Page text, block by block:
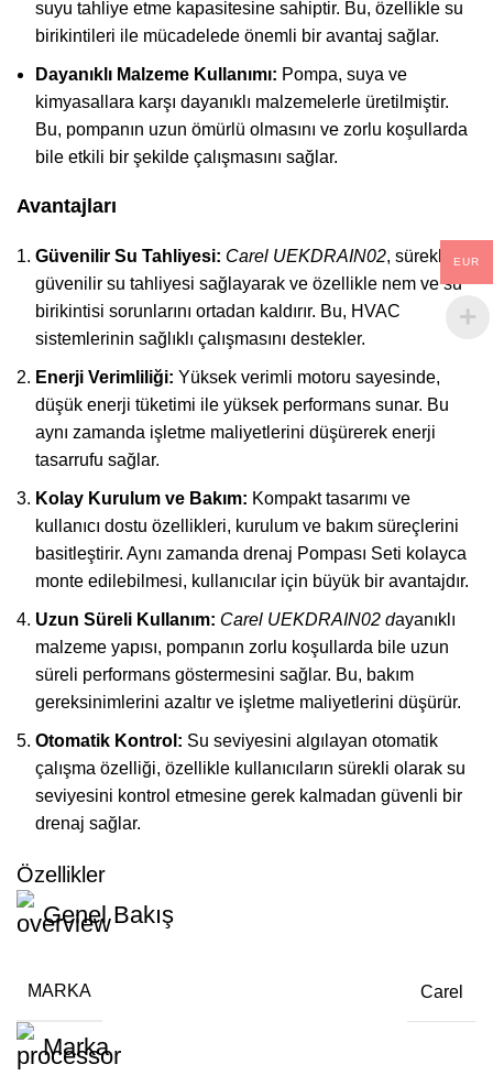
suyu tahliye etme kapasitesine sahiptir. Bu, özellikle su
birikintileri ile mücadelede önemli bir avantaj sağlar.
Dayanıklı Malzeme Kullanımı: Pompa, suya ve
kimyasallara karşı dayanıklı malzemelerle üretilmiştir.
Bu, pompanın uzun ömürlü olmasını ve zorlu koşullarda
bile etkili bir şekilde çalışmasını sağlar.
Avantajları
Güvenilir Su Tahliyesi: Carel UEKDRAIN02, sürekli ve
güvenilir su tahliyesi sağlayarak ve özellikle nem ve su
birikintisi sorunlarını ortadan kaldırır. Bu, HVAC
sistemlerinin sağlıklı çalışmasını destekler.
Enerji Verimliliği: Yüksek verimli motoru sayesinde,
düşük enerji tüketimi ile yüksek performans sunar. Bu
aynı zamanda işletme maliyetlerini düşürerek enerji
tasarrufu sağlar.
Kolay Kurulum ve Bakım: Kompakt tasarımı ve
kullanıcı dostu özellikleri, kurulum ve bakım süreçlerini
basitleştirir. Aynı zamanda drenaj Pompası Seti kolayca
monte edilebilmesi, kullanıcılar için büyük bir avantajdır.
Uzun Süreli Kullanım: Carel UEKDRAIN02 dayanıklı
malzeme yapısı, pompanın zorlu koşullarda bile uzun
süreli performans göstermesini sağlar. Bu, bakım
gereksinimlerini azaltır ve işletme maliyetlerini düşürür.
Otomatik Kontrol: Su seviyesini algılayan otomatik
çalışma özelliği, özellikle kullanıcıların sürekli olarak su
seviyesini kontrol etmesine gerek kalmadan güvenli bir
drenaj sağlar.
Özellikler
Genel Bakış
MARKA Carel
Marka
EUR